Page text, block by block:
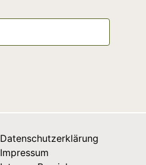
Datenschutzerklärung
Impressum